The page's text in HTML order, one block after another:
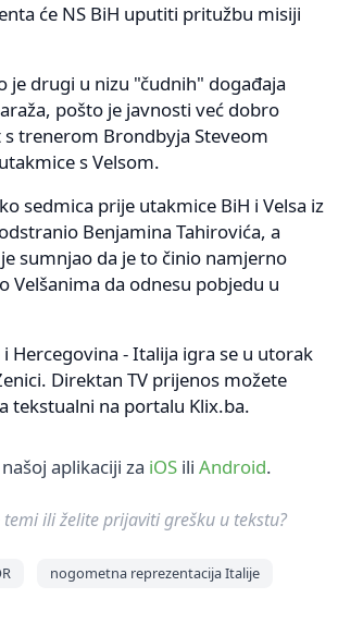
će NS BiH uputiti pritužbu misiji
je drugi u nizu "čudnih" događaja
pošto je javnosti već dobro
trenerom Brondbyja Steveom
s Velsom.
sedmica prije utakmice BiH i Velsa iz
Benjamina Tahirovića, a
sumnjao da je to činio namjerno
Velšanima da odnesu pobjedu u
Hercegovina - Italija igra se u utorak
Direktan TV prijenos možete
tekstualni na portalu Klix.ba.
aplikaciji za iOS ili Android.
temi ili želite prijaviti grešku u tekstu?
nogometna reprezentacija Italije